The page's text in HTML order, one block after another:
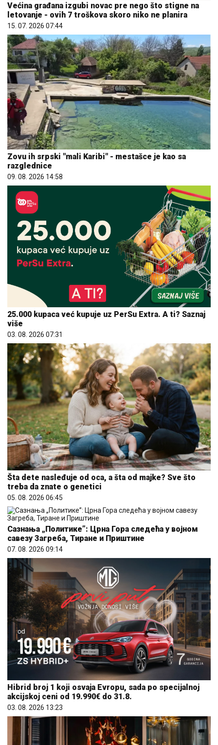
Većina građana izgubi novac pre nego što stigne na
letovanje - ovih 7 troškova skoro niko ne planira
15. 07. 2026 07:44
Zovu ih srpski "mali Karibi" - mestašce je kao sa
razglednice
09. 08. 2026 14:58
25.000 kupaca već kupuje uz PerSu Extra. A ti? Saznaj
više
03. 08. 2026 07:31
Šta dete nasleđuje od oca, a šta od majke? Sve što
treba da znate o genetici
05. 08. 2026 06:45
Сазнања „Политике”: Црна Гора следећа у војном
савезу Загреба, Тиране и Приштине
07. 08. 2026 09:14
Hibrid broj 1 koji osvaja Evropu, sada po specijalnoj
akcijskoj ceni od 19.990€ do 31.8.
03. 08. 2026 13:23